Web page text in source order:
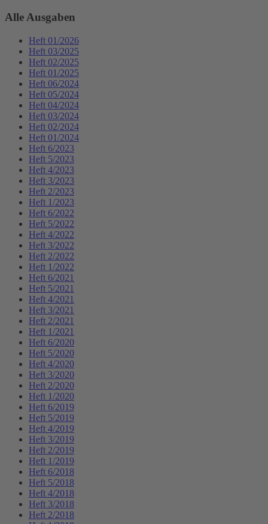
Alle Ausgaben
Heft 01/2026
Heft 03/2025
Heft 02/2025
Heft 01/2025
Heft 06/2024
Heft 05/2024
Heft 04/2024
Heft 03/2024
Heft 02/2024
Heft 01/2024
Heft 6/2023
Heft 5/2023
Heft 4/2023
Heft 3/2023
Heft 2/2023
Heft 1/2023
Heft 6/2022
Heft 5/2022
Heft 4/2022
Heft 3/2022
Heft 2/2022
Heft 1/2022
Heft 6/2021
Heft 5/2021
Heft 4/2021
Heft 3/2021
Heft 2/2021
Heft 1/2021
Heft 6/2020
Heft 5/2020
Heft 4/2020
Heft 3/2020
Heft 2/2020
Heft 1/2020
Heft 6/2019
Heft 5/2019
Heft 4/2019
Heft 3/2019
Heft 2/2019
Heft 1/2019
Heft 6/2018
Heft 5/2018
Heft 4/2018
Heft 3/2018
Heft 2/2018